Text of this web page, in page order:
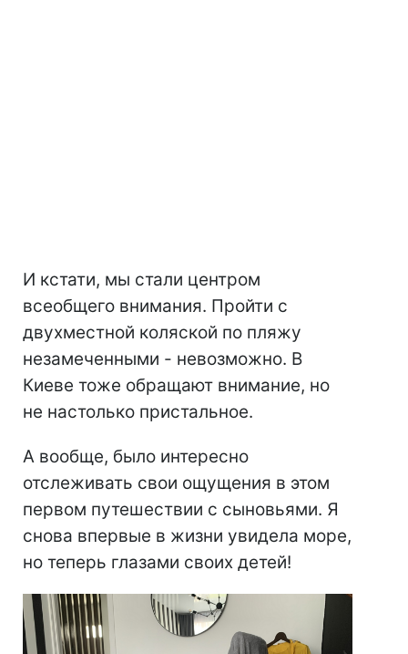
И кстати, мы стали центром
всеобщего внимания. Пройти с
двухместной коляской по пляжу
незамеченными - невозможно. В
Киеве тоже обращают внимание, но
не настолько пристальное.
А вообще, было интересно
отслеживать свои ощущения в этом
первом путешествии с сыновьями. Я
снова впервые в жизни увидела море,
но теперь глазами своих детей!